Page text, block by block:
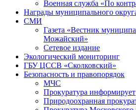
Военная служба «По
Награды муниципального
СМИ
Газета «Вестник
Можайский»
Сетевое издание
Экологический мониторинг
ГБУ ЦССВ «Сколковский»
Безопасность и правопорядок
МЧС
Прокуратура информирует
Природоохранная